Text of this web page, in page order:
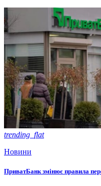
trending_flat
Новини
ПриватБанк змінює правила